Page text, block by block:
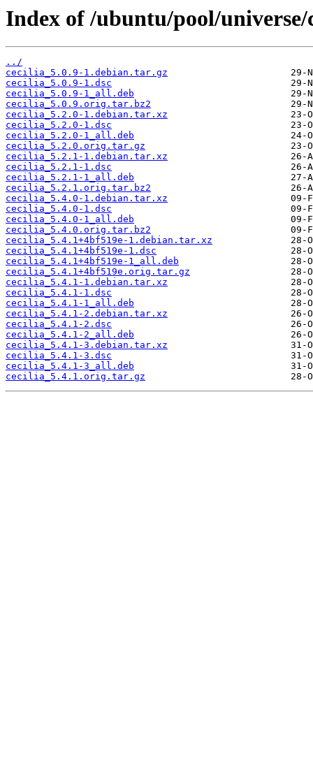
Index of /ubuntu/pool/universe/
../
cecilia_5.0.9-1.debian.tar.gz
cecilia_5.0.9-1.dsc
cecilia_5.0.9-1_all.deb
cecilia_5.0.9.orig.tar.bz2
cecilia_5.2.0-1.debian.tar.xz
cecilia_5.2.0-1.dsc
cecilia_5.2.0-1_all.deb
cecilia_5.2.0.orig.tar.gz
cecilia_5.2.1-1.debian.tar.xz
cecilia_5.2.1-1.dsc
cecilia_5.2.1-1_all.deb
cecilia_5.2.1.orig.tar.bz2
cecilia_5.4.0-1.debian.tar.xz
cecilia_5.4.0-1.dsc
cecilia_5.4.0-1_all.deb
cecilia_5.4.0.orig.tar.bz2
cecilia_5.4.1+4bf519e-1.debian.tar.xz
cecilia_5.4.1+4bf519e-1.dsc
cecilia_5.4.1+4bf519e-1_all.deb
cecilia_5.4.1+4bf519e.orig.tar.gz
cecilia_5.4.1-1.debian.tar.xz
cecilia_5.4.1-1.dsc
cecilia_5.4.1-1_all.deb
cecilia_5.4.1-2.debian.tar.xz
cecilia_5.4.1-2.dsc
cecilia_5.4.1-2_all.deb
cecilia_5.4.1-3.debian.tar.xz
cecilia_5.4.1-3.dsc
cecilia_5.4.1-3_all.deb
cecilia_5.4.1.orig.tar.gz